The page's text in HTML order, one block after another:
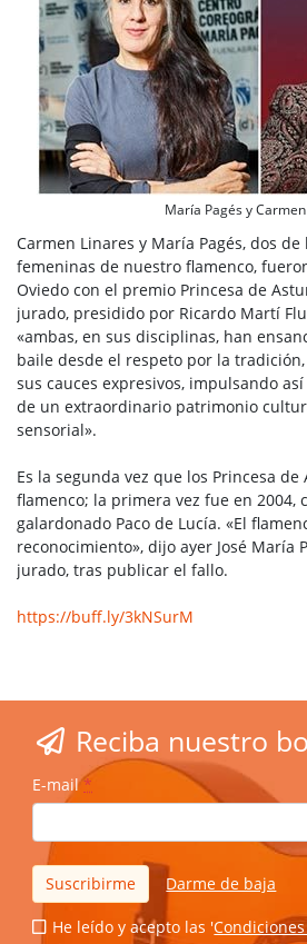
María Pagés y
Carmen Linares y María Pagés, dos
femeninas de nuestro flamenco,
Oviedo con el premio Princesa de
jurado, presidido por Ricardo Martí
«ambas, en sus disciplinas, han
baile desde el respeto por la
sus cauces expresivos, impulsando
de un extraordinario patrimonio
sensorial».
Es la segunda vez que los Princesa
flamenco; la primera vez fue en 2004,
galardonado Paco de Lucía. «El
reconocimiento», dijo ayer José María
jurado, tras publicar el fallo.
https://buff.ly/3kNSurM
Reciba nuestro
E-mail *
Suscribirme Darme de baja
He leído y acepto las '